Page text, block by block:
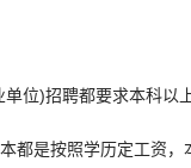
)招聘都要求本科以
是按照学历定工资，